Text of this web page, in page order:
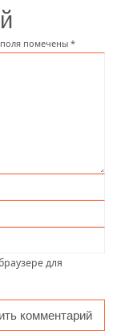
помечены *
для